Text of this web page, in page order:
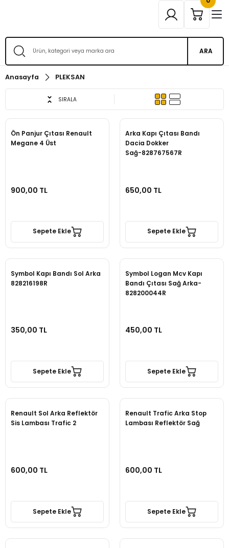
ARA
Anasayfa PLEKSAN
SIRALA
Ön Panjur Çıtası Renault
Megane 4 Üst
900,00 TL
Sepete Ekle
Arka Kapı Çıtası Bandı
Dacia Dokker
Sağ-828767567R
650,00 TL
Sepete Ekle
Symbol Kapı Bandı Sol Arka
828216198R
350,00 TL
Sepete Ekle
Symbol Logan Mcv Kapı
Bandı Çıtası Sağ Arka-
828200044R
450,00 TL
Sepete Ekle
Renault Sol Arka Reflektör
Sis Lambası Trafic 2
600,00 TL
Sepete Ekle
Renault Trafic Arka Stop
Lambası Reflektör Sağ
600,00 TL
Sepete Ekle